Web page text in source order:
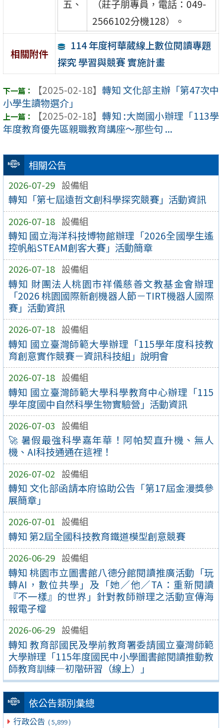
相關公告
2026-07-29 設備組
轉知「第七屆遠哲文創科學探究競賽」活動資訊
2026-07-18 設備組
轉知 國立海洋科技博物館辦理「2026全國學生遙
控帆船STEAM創客大賽」活動簡章
2026-07-18 設備組
轉知 財團法人桃園市祥儀慈善文教基金會辦理
「2026 桃園國際新創機器人節－TIRT機器人國際
賽」活動資訊
2026-07-18 設備組
轉知 國立臺灣師範大學辦理「115學年度科技教
育創意實作競賽－資訊科技組」說明會
2026-07-18 設備組
轉知 國立臺灣師範大學科學教育中心辦理「115
學年度國中自然科學生物實驗營」活動資訊
2026-07-03 設備組
🚀 暑假最強科學嘉年華！阿帕契直升機、無人
機、AI科技通通在這裡！
2026-07-02 設備組
轉知 文化部函請本府協助公告「第17屆金漫獎參
展簡章」
2026-07-01 設備組
轉知 第2屆全國科技教育鐵道模型創意競賽
2026-06-29 設備組
轉知 桃園市立圖書館八德分館閱讀推廣活動「玩
轉AI，數位共學」及「她／他／TA：重新閱讀
『不一樣』的世界」針對教師辦理之活動宣傳海
報電子檔
2026-06-29 設備組
轉知 教育部國民及學前教育署委請國立臺灣師範
大學辦理「115年度國民中小學圖書館閱讀推動教
師教育訓練—初階研習（線上）」
依公告類別彙總
行政公告 ( 5,899 )
五、
（莊子朋專員，電話：049-
2566102分機128）。
相關附件
114 年度柯華葳線上數位閱讀專題
探究 學習與競賽 實施計畫
【2025-02-18】 轉知 文化部主辦「第47次中
小學生讀物選介」
【2025-02-18】 轉知 :大崗國小辦理「113學
年度教育優先區親職教育講座～那些句 ...